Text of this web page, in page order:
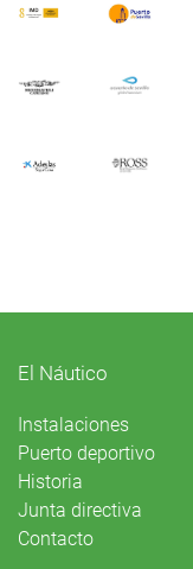
El Náutico
Instalaciones
Puerto deportivo
Historia
Junta directiva
Contacto